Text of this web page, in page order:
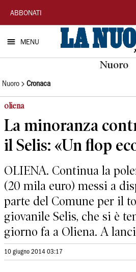
La
Nuova
Sardegna
ABBONATI
MENU
Nuoro
Nuoro Cronaca
oliena
La minoranza
il Selis: «Un flop
OLIENA. Continua la
(20 mila euro) messi a
parte del Comune per il
giovanile Selis, che si è
giorno fa a Oliena. A
10 giugno 2014 03:17